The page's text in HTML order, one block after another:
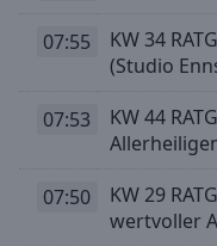
07:55
KW 34
(Studio
07:53
KW 44
07:50
KW 29
wertvoller